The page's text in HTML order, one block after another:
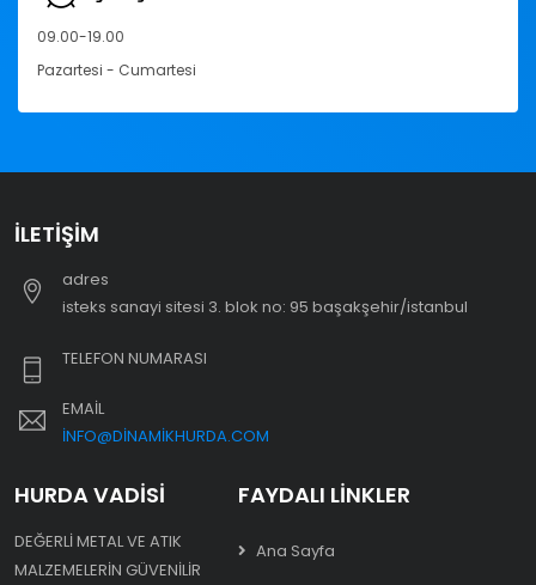
09.00-19.00
Pazartesi - Cumartesi
İLETIŞIM
adres
i̇steks sanayi sitesi 3. blok no: 95 başakşehir/i̇stanbul
TELEFON NUMARASI
EMAIL
INFO@DINAMIKHURDA.COM
HURDA VADISI
DEĞERLI METAL VE ATIK
MALZEMELERIN GÜVENILIR
FAYDALI LINKLER
Ana Sayfa